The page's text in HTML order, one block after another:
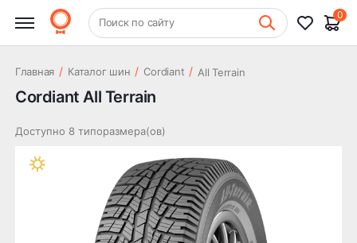
+7 (831) 261-35-35 Шиномонтаж
Поиск по сайту
0
Главная / Каталог шин / Cordiant / All Terrain
Cordiant All Terrain
Доступно 8 типоразмера(ов)